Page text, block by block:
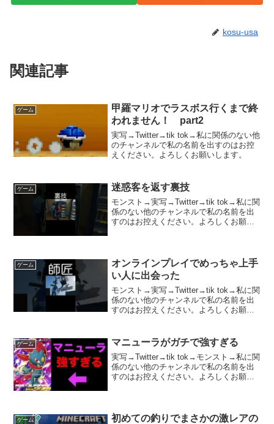
kosu-usa
関連記事
ゲーム
甲羅マリオでラスボス行くまで終
われません！ part2
実写→Twitter→tik tok→私に関係のない他
のチャンネルで私の名前を出すのはお控
えください。よろしくお願いします。
ゲーム 迷惑客を返す裏技
モンスト→実写→Twitter→tik tok→私に関
係のない他のチャンネルで私の名前を出
すのはお控えください。よろしくお願い
ゲーム
オンラインプレイでめっちゃ上手
い人に出会った
モンスト→実写→Twitter→tik tok→私に関
係のない他のチャンネルで私の名前を出
すのはお控えください。よろしくお願い
ゲーム マニューラがガチで強すぎる
実写→Twitter→tik tok→モンスト→私に関
係のない他のチャンネルで私の名前を出
すのはお控えください。よろしくお願い
ゲーム
初めての釣りでまさかの激レアの